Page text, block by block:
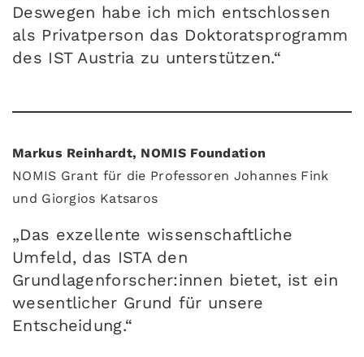
Deswegen habe ich mich entschlossen
als Privatperson das Doktoratsprogramm
des IST Austria zu unterstützen.“
Markus Reinhardt, NOMIS Foundation
NOMIS Grant für die Professoren Johannes Fink
und Giorgios Katsaros
„Das exzellente wissenschaftliche
Umfeld, das ISTA den
Grundlagenforscher:innen bietet, ist ein
wesentlicher Grund für unsere
Entscheidung.“